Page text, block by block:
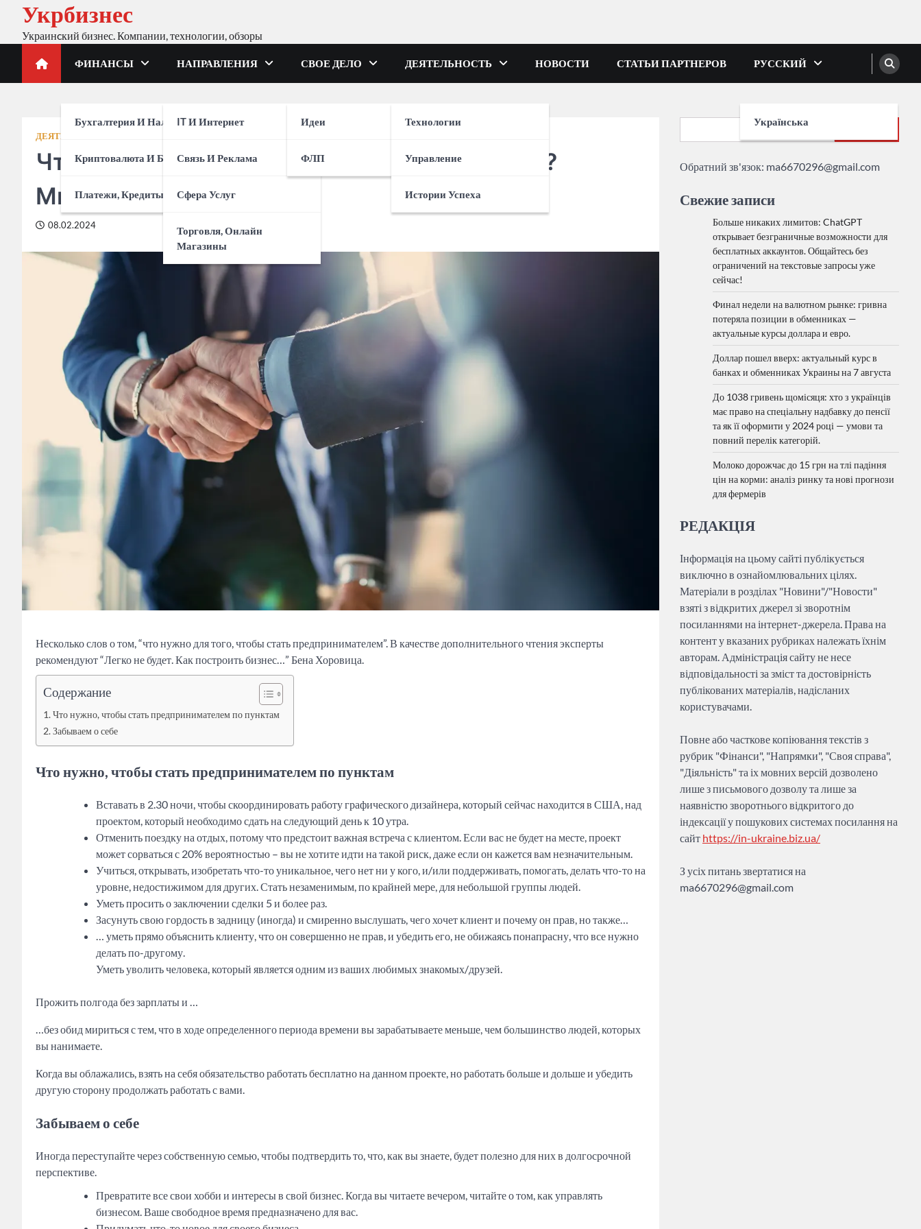
content
Укрбизнес
Украинcкий бизнес. Компании, технологии, обзоры
ФИНАНСЫ
Бухгалтерия И Налоги
Криптовалюта И Биржи
Платежи, Кредиты, Банки
НАПРАВЛЕНИЯ
IT И Интернет
Связь И Реклама
Сфера Услуг
Торговля, Онлайн
Магазины
СВОЕ ДЕЛО
Идеи
ФЛП
ДЕЯТЕЛЬНОСТЬ
Технологии
Управление
Истории Успеха
НОВОСТИ СТАТЬИ ПАРТНЕРОВ РУССКИЙ
Українська
ДЕЯТЕЛЬНОСТЬ
Что нужно, чтобы стать предпринимателем?
Мнение бизнесмена
08.02.2024
Несколько слов о том, “что нужно для того, чтобы стать предпринимателем”. В качестве дополнительного чтения эксперты
рекомендуют “Легко не будет. Как построить бизнес…” Бена Хоровица.
Содержание
Что нужно, чтобы стать предпринимателем по пунктам
Забываем о себе
Что нужно, чтобы стать предпринимателем по пунктам
Вставать в 2.30 ночи, чтобы скоординировать работу графического дизайнера, который сейчас находится в США, над
проектом, который необходимо сдать на следующий день к 10 утра.
Отменить поездку на отдых, потому что предстоит важная встреча с клиентом. Если вас не будет на месте, проект
может сорваться с 20% вероятностью – вы не хотите идти на такой риск, даже если он кажется вам незначительным.
Учиться, открывать, изобретать что-то уникальное, чего нет ни у кого, и/или поддерживать, помогать, делать что-то на
уровне, недостижимом для других. Стать незаменимым, по крайней мере, для небольшой группы людей.
Уметь просить о заключении сделки 5 и более раз.
Засунуть свою гордость в задницу (иногда) и смиренно выслушать, чего хочет клиент и почему он прав, но также…
… уметь прямо объяснить клиенту, что он совершенно не прав, и убедить его, не обижаясь понапрасну, что все нужно
делать по-другому.
Уметь уволить человека, который является одним из ваших любимых знакомых/друзей.
Прожить полгода без зарплаты и …
…без обид мириться с тем, что в ходе определенного периода времени вы зарабатываете меньше, чем большинство людей, которых
вы нанимаете.
Когда вы облажались, взять на себя обязательство работать бесплатно на данном проекте, но работать больше и дольше и убедить
другую сторону продолжать работать с вами.
Забываем о себе
Иногда переступайте через собственную семью, чтобы подтвердить то, что, как вы знаете, будет полезно для них в долгосрочной
перспективе.
Превратите все свои хобби и интересы в свой бизнес. Когда вы читаете вечером, читайте о том, как управлять
бизнесом. Ваше свободное время предназначено для вас.
Обратний зв'язок: ma6670296@gmail.com
Свежие записи
Больше никаких лимитов: ChatGPT
открывает безграничные возможности для
бесплатных аккаунтов. Общайтесь без
ограничений на текстовые запросы уже
сейчас!
Финал недели на валютном рынке: гривна
потеряла позиции в обменниках —
актуальные курсы доллара и евро.
Доллар пошел вверх: актуальный курс в
банках и обменниках Украины на 7 августа
До 1038 гривень щомісяця: хто з українців
має право на спеціальну надбавку до пенсії
та як її оформити у 2024 році — умови та
повний перелік категорій.
Молоко дорожчає до 15 грн на тлі падіння
цін на корми: аналіз ринку та нові прогнози
для фермерів
РЕДАКЦІЯ
Інформація на цьому сайті публікується
виключно в ознайомлювальних цілях.
Матеріали в розділах "Новини"/"Новости"
взяті з відкритих джерел зі зворотнім
посиланнями на інтернет-джерела. Права на
контент у вказаних рубриках належать їхнім
авторам. Адміністрація сайту не несе
відповідальності за зміст та достовірність
публікованих матеріалів, надісланих
користувачами.
Повне або часткове копіювання текстів з
рубрик "Фінанси", "Напрямки", "Своя справа",
"Діяльність" та іх мовних версій дозволено
лише з письмового дозволу та лише за
наявністю зворотнього відкритого до
індексації у пошукових системах посилання на
сайт https://in-ukraine.biz.ua/
З усіх питань звертатися на
ma6670296@gmail.com